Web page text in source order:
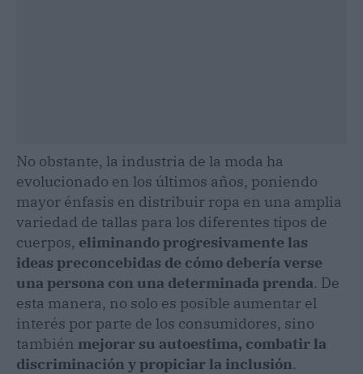
No obstante, la industria de la moda ha
evolucionado en los últimos años, poniendo
mayor énfasis en distribuir ropa en una amplia
variedad de tallas para los diferentes tipos de
cuerpos, eliminando progresivamente las
ideas preconcebidas de cómo debería verse
una persona con una determinada prenda. De
esta manera, no solo es posible aumentar el
interés por parte de los consumidores, sino
también mejorar su autoestima, combatir la
discriminación y propiciar la inclusión.